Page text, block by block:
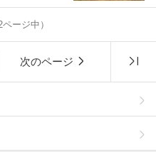
ページ中）
次のページ